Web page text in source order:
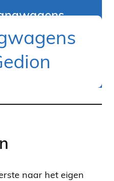
naar het eigen